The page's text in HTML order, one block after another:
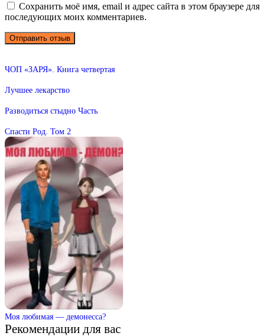
Сохранить моё имя, email и адрес сайта в этом браузере для
последующих моих комментариев.
ЧОП «ЗАРЯ». Книга четвертая
Лучшее лекарство
Разводиться стыдно Часть
Спасти Род. Том 2
Моя любимая — демонесса?
Рекомендации для вас